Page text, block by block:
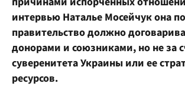
интервью Наталье Мосейчук она
правительство должно
донорами и союзниками, но не за
суверенитета Украины или ее
ресурсов.